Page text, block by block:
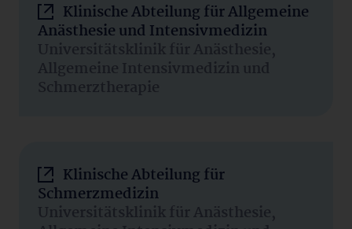
Klinische Abteilung für Allgemeine
Anästhesie und Intensivmedizin
Universitätsklinik für Anästhesie,
Allgemeine Intensivmedizin und
Schmerztherapie
Klinische Abteilung für
Schmerzmedizin
Universitätsklinik für Anästhesie,